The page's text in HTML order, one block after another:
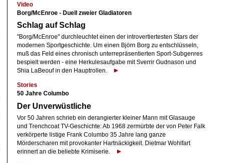
Video
Borg/McEnroe - Duell zweier Gladiatoren
Schlag auf Schlag
"Borg/McEnroe" durchleuchtet einen der introvertiertesten Stars der
modernen Sportgeschichte. Um einen Björn Borg zu entschlüsseln,
muß das Feld eines chronisch unterrepräsentierten Sport-Subgenres
bespielt werden - eine Herkulesaufgabe mit Sverrir Gudnason und
Shia LaBeouf in den Hauptrollen.
Stories
50 Jahre Columbo
Der Unverwüstliche
Vor 50 Jahren schrieb ein derangierter kleiner Mann mit Glasauge
und Trenchcoat TV-Geschichte: Ab 1968 zermürbte der von Peter Falk
verkörperte listige Frank Columbo 35 Jahre lang ganze
Mörderscharen mit provokanter Hartnäckigkeit. Dietmar Wohlfart
erinnert an die beliebte Krimiserie.